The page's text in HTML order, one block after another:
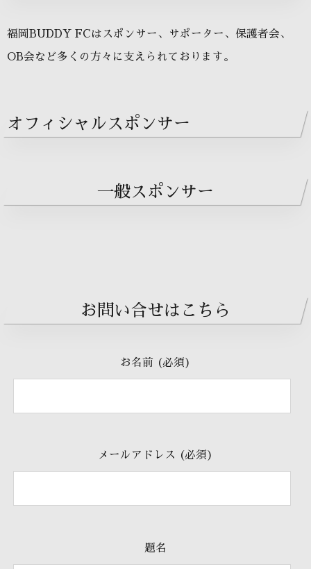
福岡BUDDY FCはスポンサー、サポーター、保護者会、
OB会など多くの方々に支えられております。
オフィシャルスポンサー
一般スポンサー
お問い合せはこちら
お名前 (必須)
メールアドレス (必須)
題名